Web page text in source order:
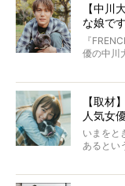
太郎の
アについ
り添い
その悲し
いて、
こんな子
ていたと
ぼくら
と思った
【中川
な娘で
ッグと
『
優の中川
マちゃ
カエピ
【取材
人気女
いまをと
あるとい